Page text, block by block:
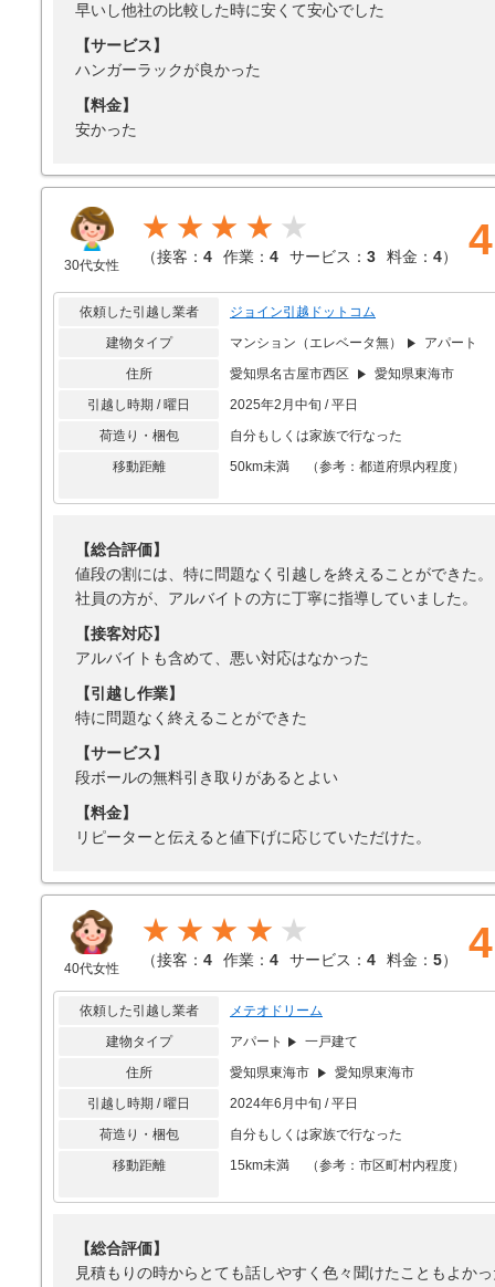
早いし他社の比較した時に安くて安心でした
【サービス】
ハンガーラックが良かった
【料金】
安かった
30代女性
★★★★
（接客： 4 作業： 4 サービス： 3 料金： 4） 4
依頼した引越し業者
ジョイン引越ドットコム
建物タイプ
マンション（エレベータ無）
アパート
住所
愛知県名古屋市西区
愛知県東海市
引越し時期 / 曜日
2025年2月中旬 / 平日
荷造り・梱包
自分もしくは家族で行なった
移動距離
50km未満 （参考：都道府県内程度）
【総合評価】
値段の割には、特に問題なく引越しを終えることができた。
社員の方が、アルバイトの方に丁寧に指導していました。
【接客対応】
アルバイトも含めて、悪い対応はなかった
【引越し作業】
特に問題なく終えることができた
【サービス】
段ボールの無料引き取りがあるとよい
【料金】
リピーターと伝えると値下げに応じていただけた。
40代女性
★★★★
（接客： 4 作業： 4 サービス： 4 料金： 5） 4
依頼した引越し業者
メテオドリーム
建物タイプ
アパート
一戸建て
住所
愛知県東海市
愛知県東海市
引越し時期 / 曜日
2024年6月中旬 / 平日
荷造り・梱包
自分もしくは家族で行なった
移動距離
15km未満 （参考：市区町村内程度）
【総合評価】
見積もりの時からとても話しやすく色々聞けたこともよか